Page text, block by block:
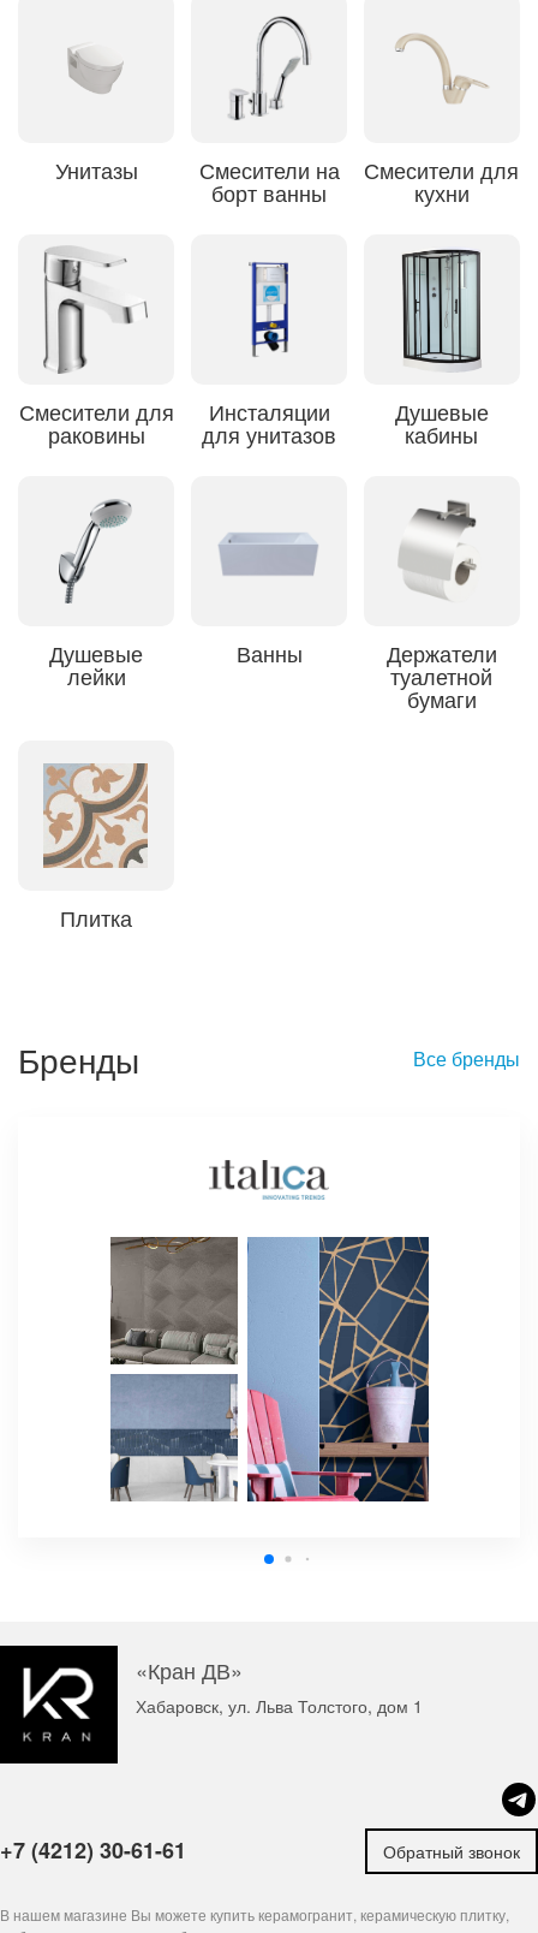
Унитазы Смесители на
борт ванны
Смесители для
кухни
Смесители для
раковины
Инсталяции
для унитазов
Душевые
кабины
Душевые
лейки
Ванны Держатели
туалетной
бумаги
Плитка
Бренды Все бренды
«Кран ДВ»
Хабаровск, ул. Льва Толстого, дом 1
+7 (4212) 30-61-61 Обратный звонок
В нашем магазине Вы можете купить керамогранит, керамическую плитку,